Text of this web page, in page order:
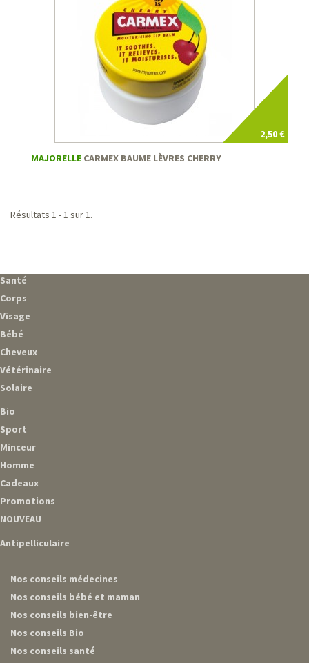
2,50 €
MAJORELLE CARMEX BAUME LÈVRES CHERRY
Résultats 1 - 1 sur 1.
Santé
Corps
Visage
Bébé
Cheveux
Vétérinaire
Solaire
Bio
Sport
Minceur
Homme
Cadeaux
Promotions
NOUVEAU
Antipelliculaire
Nos conseils médecines
Nos conseils bébé et maman
Nos conseils bien-être
Nos conseils Bio
Nos conseils santé